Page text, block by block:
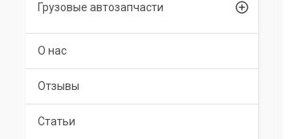
Грузовые автозапчасти
О нас
Отзывы
Статьи